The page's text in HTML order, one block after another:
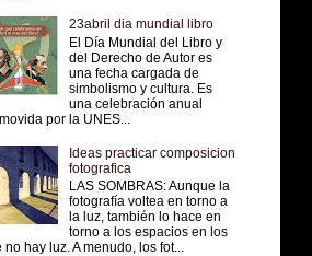
23abril dia mundial libro
El Día Mundial del Libro y
del Derecho de Autor es
una fecha cargada de
simbolismo y cultura. Es
una celebración anual
por la UNES...
Ideas practicar composicion
fotografica
LAS SOMBRAS: Aunque la
fotografía voltea en torno a
la luz, también lo hace en
torno a los espacios en los
no hay luz. A menudo, los fot...